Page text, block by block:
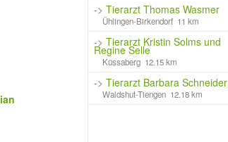
->Tierarzt Thomas Wasmer
Ühlingen-Birkendorf 11 km
->Tierarzt Kristin Solms und
Regine Selle
Küssaberg 12.15 km
->Tierarzt Barbara Schneider
Waldshut-Tiengen 12.18 km